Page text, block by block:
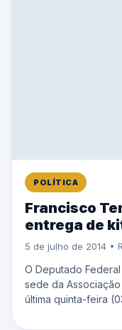
POLÍTICA
Francisco
entrega de
5 de julho de 2014 •
O Deputado
sede da
última quinta-feira